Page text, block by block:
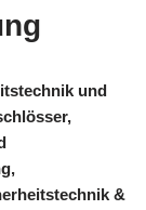
und
&